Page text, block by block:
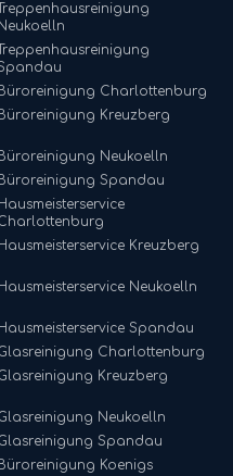
Treppenhausreinigung
Treppenhausreinigung
Büroreinigung Charlottenburg
Büroreinigung Kreuzberg
Büroreinigung Neukoelln
Büroreinigung Spandau
Kreuzberg
Neukoelln
Spandau
Charlottenburg
Kreuzberg
Neukoelln
Spandau
Büroreinigung Koenigs